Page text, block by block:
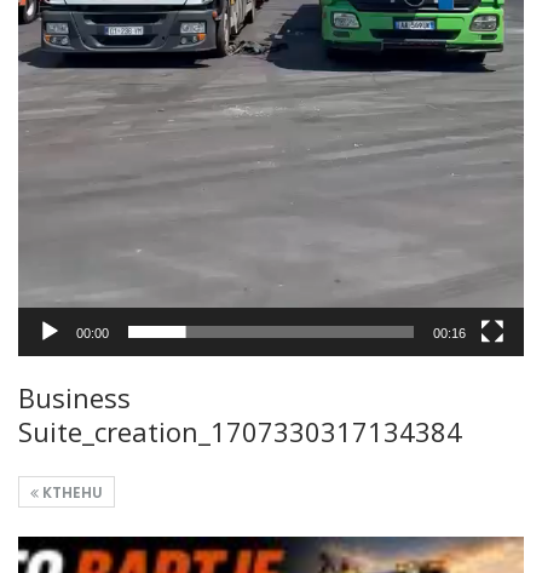
00:00 00:16
Business
Suite_creation_1707330317134384
KTHEHU